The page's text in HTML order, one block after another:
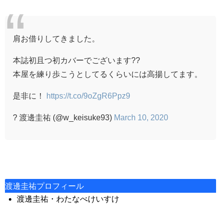
肩お借りしてきました。
本誌初且つ初カバーでございます??
本屋を練り歩こうとしてるくらいには高揚してます。
是非に！ https://t.co/9oZgR6Ppz9
? 渡邊圭祐 (@w_keisuke93) March 10, 2020
渡邊圭祐プロフィール
渡邊圭祐・わたなべけいすけ